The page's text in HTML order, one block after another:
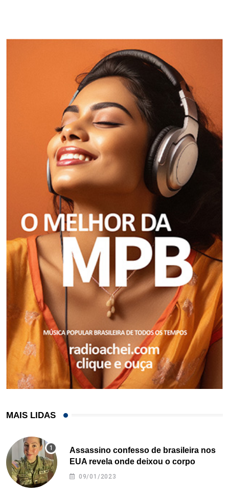
MAIS LIDAS
Assassino confesso de brasileira nos
EUA revela onde deixou o corpo
09/01/2023